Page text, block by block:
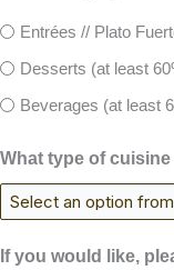
Entrées // Plato
Desserts (at least
Beverages (at least
What type of
If you would like,